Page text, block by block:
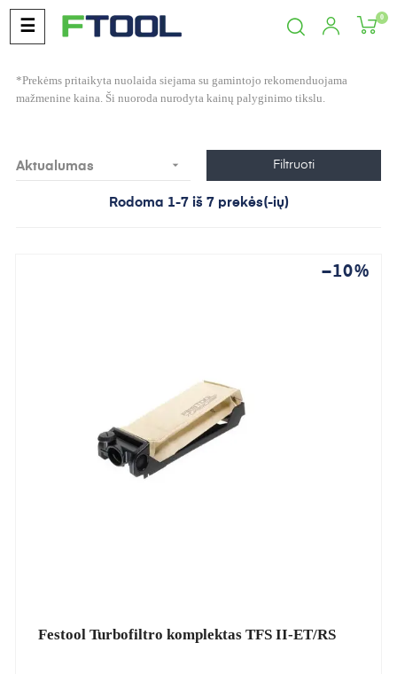
Toggle
navigation
☰
0
*Prekėms pritaikyta nuolaida siejama su gamintojo rekomenduojama
mažmenine kaina. Ši nuoroda nurodyta kainų palyginimo tikslu.
Aktualumas  Filtruoti
Rodoma 1-7 iš 7 prekės(-ių)
Festool Turbofiltro komplektas TFS II-ET/RS
−10%